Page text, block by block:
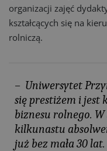
organizacji zajęć
kształcących się na
rolniczą.
– Uniwersytet
się prestiżem i jest
biznesu rolnego.
kilkunastu
już bez mała 30